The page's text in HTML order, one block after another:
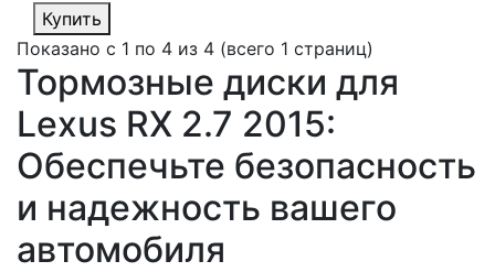
Купить
Показано с 1 по 4 из 4 (всего 1 страниц)
Тормозные диски для
Lexus RX 2.7 2015:
Обеспечьте безопасность
и надежность вашего
автомобиля